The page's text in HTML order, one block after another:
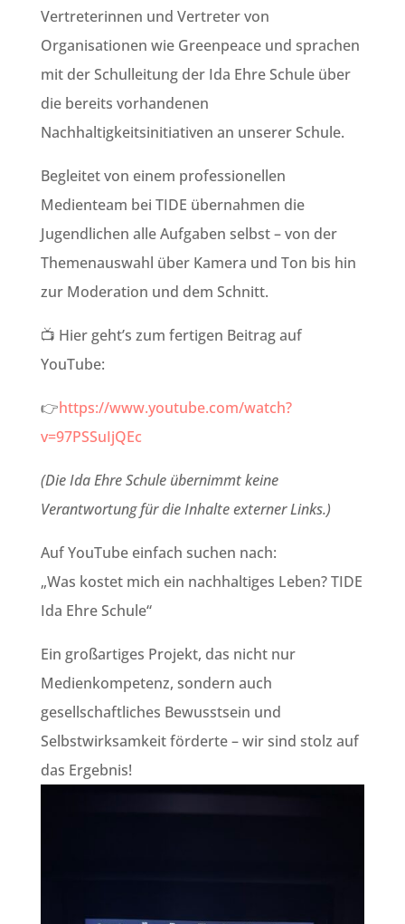
Vertreterinnen und Vertreter von
Organisationen wie Greenpeace und sprachen
mit der Schulleitung der Ida Ehre Schule über
die bereits vorhandenen
Nachhaltigkeitsinitiativen an unserer Schule.
Begleitet von einem professionellen
Medienteam bei TIDE übernahmen die
Jugendlichen alle Aufgaben selbst – von der
Themenauswahl über Kamera und Ton bis hin
zur Moderation und dem Schnitt.
📺 Hier geht’s zum fertigen Beitrag auf
YouTube:
👉https://www.youtube.com/watch?
v=97PSSuIjQEc
(Die Ida Ehre Schule übernimmt keine
Verantwortung für die Inhalte externer Links.)
Auf YouTube einfach suchen nach:
„Was kostet mich ein nachhaltiges Leben? TIDE
Ida Ehre Schule“
Ein großartiges Projekt, das nicht nur
Medienkompetenz, sondern auch
gesellschaftliches Bewusstsein und
Selbstwirksamkeit förderte – wir sind stolz auf
das Ergebnis!